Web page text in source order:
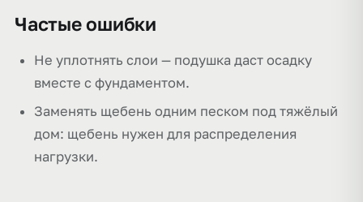
Частые ошибки
Не уплотнять слои — подушка даст осадку
вместе с фундаментом.
Заменять щебень одним песком под тяжёлый
дом: щебень нужен для распределения
нагрузки.